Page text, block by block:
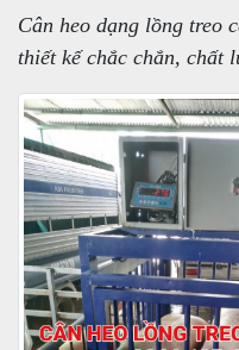
Cân heo dạng lồng treo
thiết kế chắc chắn, chất